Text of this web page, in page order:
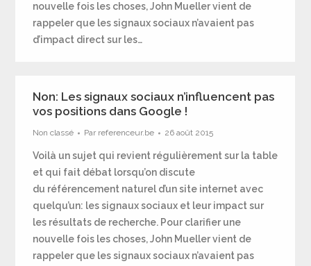
nouvelle fois les choses, John Mueller vient de
rappeler que les signaux sociaux n’avaient pas
d’impact direct sur les…
Non: Les signaux sociaux n’influencent pas
vos positions dans Google !
Non classé Par referenceur.be 26 août 2015
Voilà un sujet qui revient régulièrement sur la table
et qui fait débat lorsqu’on discute
du référencement naturel d’un site internet avec
quelqu’un: les signaux sociaux et leur impact sur
les résultats de recherche. Pour clarifier une
nouvelle fois les choses, John Mueller vient de
rappeler que les signaux sociaux n’avaient pas